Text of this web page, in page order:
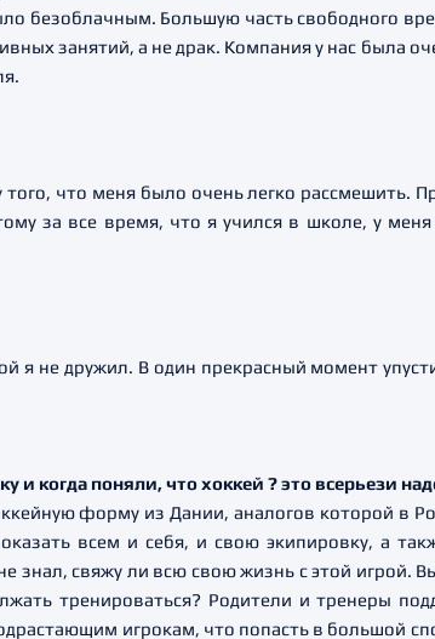
безоблачным. Большую часть свободного
занятий, а не драк. Компания у нас была
что меня было очень легко рассмешить.
за все время, что я учился в школе, у
я не дружил. В один прекрасный момент
и когда поняли, что хоккей ? это всерьези
форму из Дании, аналогов которой в
всем и себя, и свою экипировку, а
свяжу ли всю свою жизнь с этой игрой.
тренироваться? Родители и тренеры
игрокам, что попасть в большой